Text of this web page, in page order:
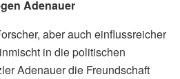
Adenauer
aber auch einflussreicher
in die politischen
Adenauer die Freundschaft